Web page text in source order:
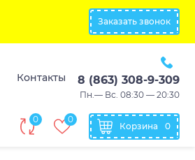
Заказать звонок
Контакты 8 (863) 308-9-309
Пн.— Вс. 08:30 — 20:30
0 0
Корзина 0